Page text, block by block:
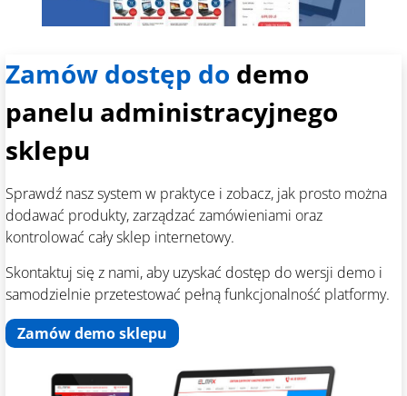
Zamów dostęp do demo
panelu administracyjnego
sklepu
Sprawdź nasz system w praktyce i zobacz, jak prosto można
dodawać produkty, zarządzać zamówieniami oraz
kontrolować cały sklep internetowy.
Skontaktuj się z nami, aby uzyskać dostęp do wersji demo i
samodzielnie przetestować pełną funkcjonalność platformy.
Zamów demo sklepu